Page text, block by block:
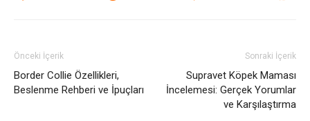
Önceki İçerik
Border Collie Özellikleri,
Beslenme Rehberi ve İpuçları
Sonraki İçerik
Supravet Köpek Maması
İncelemesi: Gerçek Yorumlar
ve Karşılaştırma